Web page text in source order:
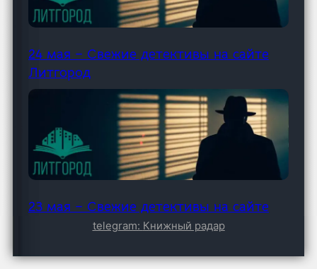
24 мая – Свежие детективы на сайте
Литгород
23 мая – Свежие детективы на сайте
telegram: Книжный радар